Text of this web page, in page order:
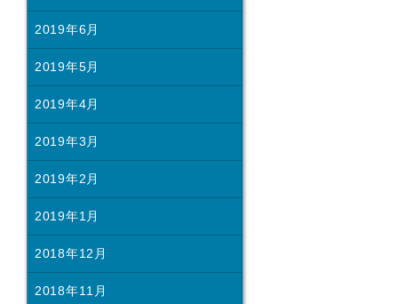
2019年6月
2019年5月
2019年4月
2019年3月
2019年2月
2019年1月
2018年12月
2018年11月